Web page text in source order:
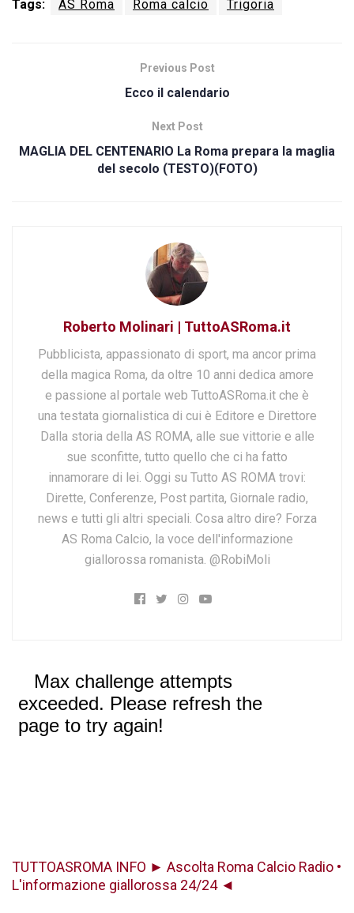
Tags: AS Roma Roma calcio Trigoria
Previous Post
Ecco il calendario
Next Post
MAGLIA DEL CENTENARIO La Roma prepara la maglia
del secolo (TESTO)(FOTO)
Roberto Molinari | TuttoASRoma.it
Pubblicista, appassionato di sport, ma ancor prima
della magica Roma, da oltre 10 anni dedica amore
e passione al portale web TuttoASRoma.it che è
una testata giornalistica di cui è Editore e Direttore
Dalla storia della AS ROMA, alle sue vittorie e alle
sue sconfitte, tutto quello che ci ha fatto
innamorare di lei. Oggi su Tutto AS ROMA trovi:
Dirette, Conferenze, Post partita, Giornale radio,
news e tutti gli altri speciali. Cosa altro dire? Forza
AS Roma Calcio, la voce dell'informazione
giallorossa romanista. @RobiMoli
TUTTOASROMA INFO ► Ascolta Roma Calcio Radio •
L'informazione giallorossa 24/24 ◄